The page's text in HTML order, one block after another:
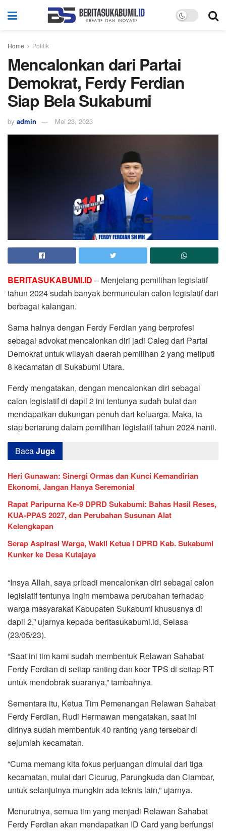
Home Politik
Mencalonkan dari Partai
Demokrat, Ferdy Ferdian
Siap Bela Sukabumi
by admin Mei 23, 2023
BERITASUKABUMI.ID – Menjelang pemilihan legislatif
tahun 2024 sudah banyak bermunculan calon legislatif dari
berbagai kalangan.
Sama halnya dengan Ferdy Ferdian yang berprofesi
sebagai advokat mencalonkan diri jadi Caleg dari Partai
Demokrat untuk wilayah daerah pemilihan 2 yang meliputi
8 kecamatan di Sukabumi Utara.
Ferdy mengatakan, dengan mencalonkan diri sebagai
calon legislatif di dapil 2 ini tentunya sudah bulat dan
mendapatkan dukungan penuh dari keluarga. Maka, ia
siap bertarung dalam pemilihan legislatif tahun 2024 nanti.
BacaJuga
Heri Gunawan: Sinergi Ormas dan Kunci Kemandirian
Ekonomi, Jangan Hanya Seremonial
Rapat Paripurna Ke-9 DPRD Sukabumi: Bahas Hasil Reses,
KUA-PPAS 2027, dan Perubahan Susunan Alat
Kelengkapan
Serap Aspirasi Warga, Wakil Ketua I DPRD Kab. Sukabumi
Kunker ke Desa Kutajaya
“Insya Allah, saya pribadi mencalonkan diri sebagai calon
legislatif tentunya ingin membawa perubahan terhadap
warga masyarakat Kabupaten Sukabumi khususnya di
dapil 2,” ujarnya kepada beritasukabumi.id, Selasa
(23/05/23).
“Saat ini tim kami sudah membentuk Relawan Sahabat
Ferdy Ferdian di setiap ranting dan koor TPS di setiap RT
untuk mendobrak suaranya,” tambahnya.
Sementara itu, Ketua Tim Pemenangan Relawan Sahabat
Ferdy Ferdian, Rudi Hermawan mengatakan, saat ini
dirinya sudah membentuk 40 ranting yang tersebar di
sejumlah kecamatan.
“Cuma memang kita fokus perjuangan dimulai dari tiga
kecamatan, mulai dari Cicurug, Parungkuda dan Ciambar,
untuk selanjutnya mungkin ada teknis lain,” ujarnya.
Menurutnya, semua tim yang menjadi Relawan Sahabat
Ferdy Ferdian akan mendapatkan ID Card yang berfungsi